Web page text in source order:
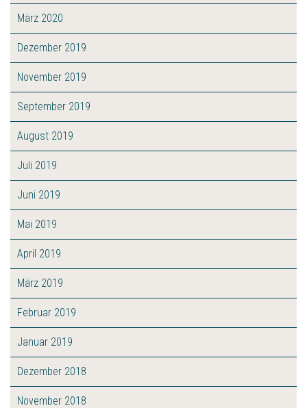
März 2020
Dezember 2019
November 2019
September 2019
August 2019
Juli 2019
Juni 2019
Mai 2019
April 2019
März 2019
Februar 2019
Januar 2019
Dezember 2018
November 2018